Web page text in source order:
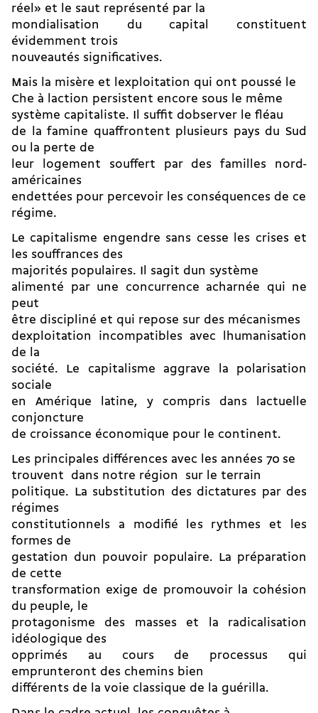
réel» et le saut représenté par la
mondialisation du capital constituent
évidemment trois
nouveautés significatives.
Mais la misère et lexploitation qui ont poussé le
Che à laction persistent encore sous le même
système capitaliste. Il suffit dobserver le fléau
de la famine quaffrontent plusieurs pays du Sud
ou la perte de
leur logement souffert par des familles nord-
américaines
endettées pour percevoir les conséquences de ce
régime.
Le capitalisme engendre sans cesse les crises et
les souffrances des
majorités populaires. Il sagit dun système
alimenté par une concurrence acharnée qui ne
peut
être discipliné et qui repose sur des mécanismes
dexploitation incompatibles avec lhumanisation
de la
société. Le capitalisme aggrave la polarisation
sociale
en Amérique latine, y compris dans lactuelle
conjoncture
de croissance économique pour le continent.
Les principales différences avec les années 70 se
trouvent  dans notre région  sur le terrain
politique. La substitution des dictatures par des
régimes
constitutionnels a modifié les rythmes et les
formes de
gestation dun pouvoir populaire. La préparation
de cette
transformation exige de promouvoir la cohésion
du peuple, le
protagonisme des masses et la radicalisation
idéologique des
opprimés au cours de processus qui
emprunteront des chemins bien
différents de la voie classique de la guérilla.